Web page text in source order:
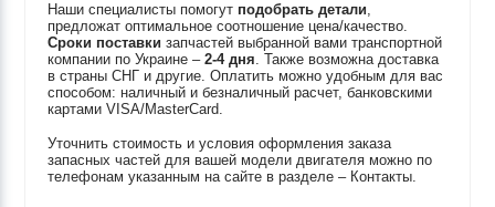
Наши специалисты помогут подобрать детали,
предложат оптимальное соотношение цена/качество.
Сроки поставки запчастей выбранной вами транспортной
компании по Украине –2-4 дня. Также возможна доставка
в страны СНГ и другие. Оплатить можно удобным для вас
способом: наличный и безналичный расчет, банковскими
картами VISA/MasterCard.
Уточнить стоимость и условия оформления заказа
запасных частей для вашей модели двигателя можно по
телефонам указанным на сайте в разделе – Контакты.